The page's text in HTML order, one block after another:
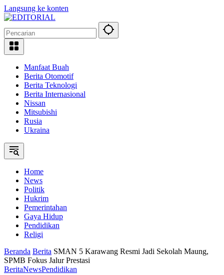
Langsung ke konten
Manfaat Buah
Berita Otomotif
Berita Teknologi
Berita Internasional
Nissan
Mitsubishi
Rusia
Ukraina
Home
News
Politik
Hukrim
Pemerintahan
Gaya Hidup
Pendidikan
Religi
Beranda Berita SMAN 5 Karawang Resmi Jadi Sekolah Maung,
SPMB Fokus Jalur Prestasi
BeritaNewsPendidikan